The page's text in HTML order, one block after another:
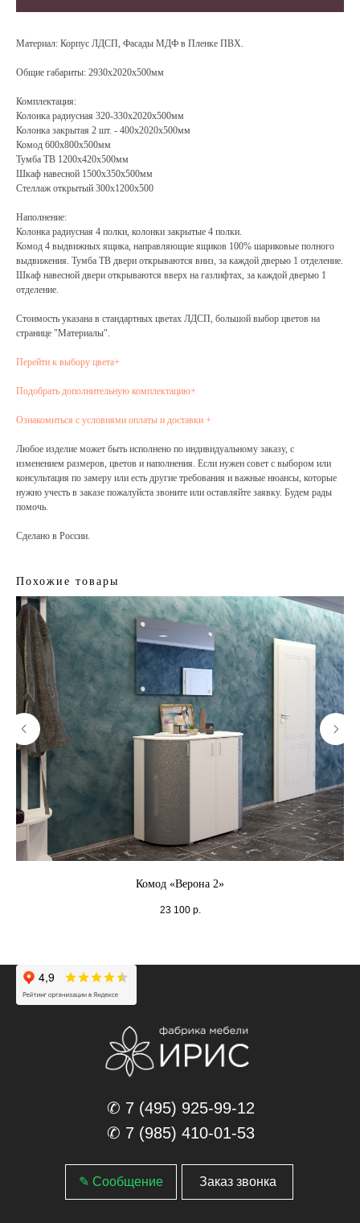
Материал: Корпус ЛДСП, Фасады МДФ в Пленке ПВХ.
Общие габариты: 2930х2020х500мм
Комплектация:
Колонка радиусная 320-330x2020x500мм
Колонка закрытая 2 шт. - 400x2020x500мм
Комод 600x800x500мм
Тумба ТВ 1200x420x500мм
Шкаф навесной 1500x350x500мм
Стеллаж открытый 300x1200x500
Наполнение:
Колонка радиусная 4 полки, колонки закрытые 4 полки.
Комод 4 выдвижных ящика, направляющие ящиков 100% шариковые полного
выдвижения. Тумба ТВ двери открываются вниз, за каждой дверью 1 отделение.
Шкаф навесной двери открываются вверх на газлифтах, за каждой дверью 1
отделение.
Стоимость указана в стандартных цветах ЛДСП, большой выбор цветов на
странице "Материалы".
Перейти к выбору цвета+
Подобрать дополнительную комплектацию+
Ознакомиться с условиями оплаты и доставки +
Любое изделие может быть исполнено по индивидуальному заказу, с
изменением размеров, цветов и наполнения. Если нужен совет с выбором или
консультация по замеру или есть другие требования и важные нюансы, которые
нужно учесть в заказе пожалуйста звоните или оставляйте заявку. Будем рады
помочь.
Сделано в России.
Похожие товары
Комод «Верона 2»
23 100 р.
✆ 7 (495) 925-99-12
✆ 7 (985) 410-01-53
✎ Сообщение Заказ звонка